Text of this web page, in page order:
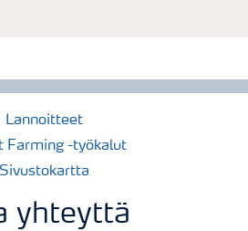
Lannoitteet
Farming -työkalut
Sivustokartta
yhteyttä